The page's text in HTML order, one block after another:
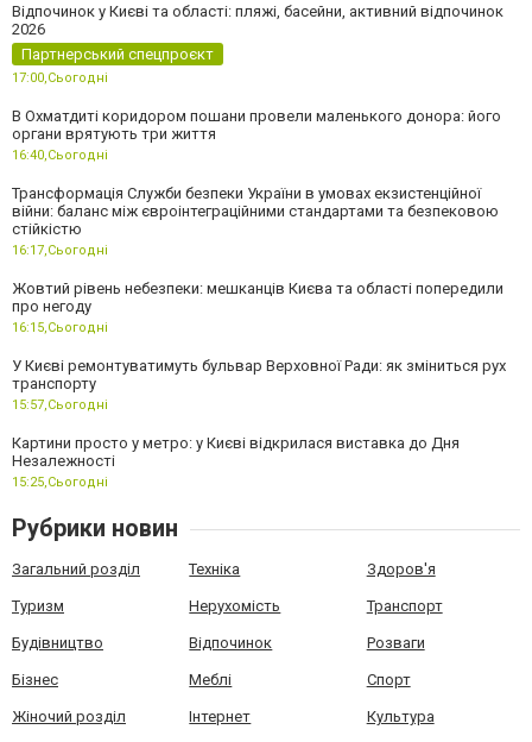
Відпочинок у Києві та області: пляжі, басейни, активний відпочинок
2026
Партнерський спецпроєкт
17:00, Сьогодні
В Охматдиті коридором пошани провели маленького донора: його
органи врятують три життя
16:40, Сьогодні
Трансформація Служби безпеки України в умовах екзистенційної
війни: баланс між євроінтеграційними стандартами та безпековою
стійкістю
16:17, Сьогодні
Жовтий рівень небезпеки: мешканців Києва та області попередили
про негоду
16:15, Сьогодні
У Києві ремонтуватимуть бульвар Верховної Ради: як зміниться рух
транспорту
15:57, Сьогодні
Картини просто у метро: у Києві відкрилася виставка до Дня
Незалежності
15:25, Сьогодні
Рубрики новин
Загальний розділ Техніка Здоров'я
Туризм Нерухомість Транспорт
Будівництво Відпочинок Розваги
Бізнес Меблі Спорт
Жіночий розділ Інтернет Культура